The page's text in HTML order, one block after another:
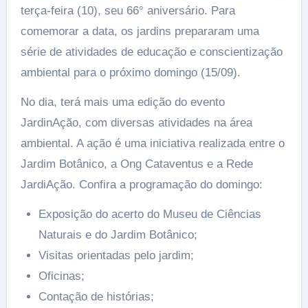
terça-feira (10), seu 66° aniversário. Para
comemorar a data, os jardins prepararam uma
série de atividades de educação e conscientização
ambiental para o próximo domingo (15/09).
No dia, terá mais uma edição do evento
JardinAção, com diversas atividades na área
ambiental. A ação é uma iniciativa realizada entre o
Jardim Botânico, a Ong Cataventus e a Rede
JardiAção. Confira a programação do domingo:
Exposição do acerto do Museu de Ciências
Naturais e do Jardim Botânico;
Visitas orientadas pelo jardim;
Oficinas;
Contação de histórias;